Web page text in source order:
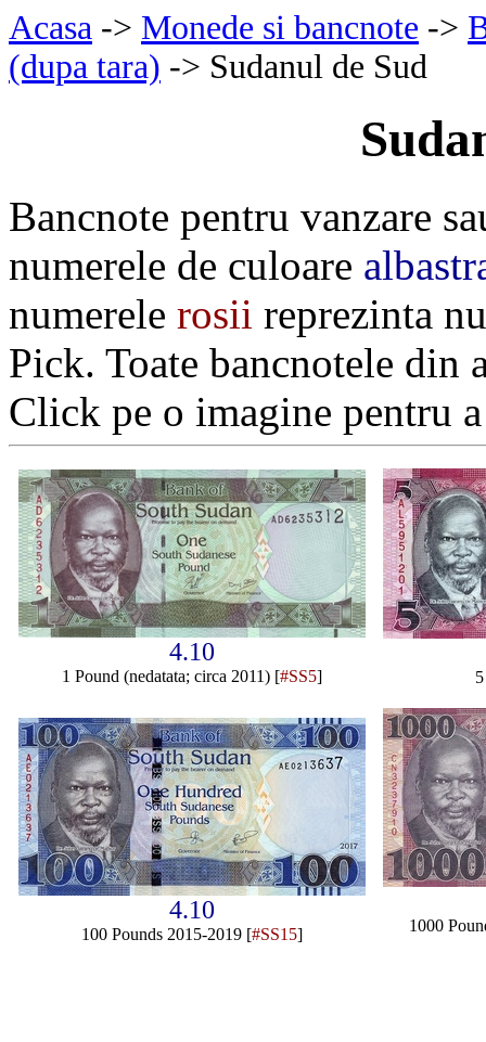
Acasa -> Monede si bancnote ->
(dupa tara) -> Sudanul de Sud
Bancnote pentru vanzare
numerele de culoare
numerele rosii reprezinta
Pick. Toate bancnotele din
Click pe o imagine pentru
4.10
1 Pound (nedatata; circa 2011) [#SS5]
4.10
100 Pounds 2015-2019 [#SS15] 1000